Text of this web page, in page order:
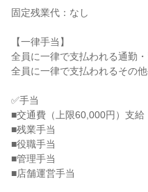
固定残業代：なし
【一律手当】
全員に一律で支払われる通勤
全員に一律で支払われるその
✅手当
■交通費（上限60,000円）支給
■残業手当
■役職手当
■管理手当
■店舗運営手当